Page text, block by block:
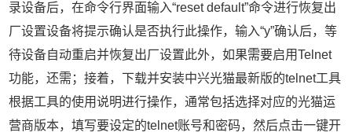
录设备后，在命令行界面输入“reset default”命令进行恢复出
厂设置设备将提示确认是否执行此操作，输入“y”确认后，等
待设备自动重启并恢复出厂设置此外，如果需要启用Telnet
功能，还需；接着，下载并安装中兴光猫最新版的telnet工具
根据工具的使用说明进行操作，通常包括选择对应的光猫运
营商版本，填写要设定的telnet账号和密码，然后点击一键开